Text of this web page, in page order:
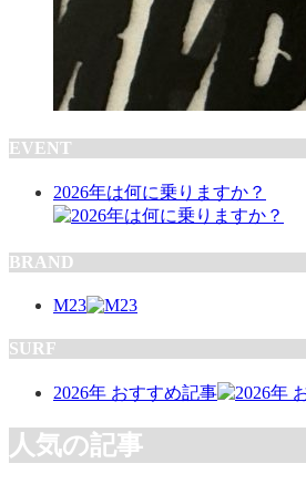
EVENT
2026年は何に乗りますか？
BRAND
M23
SURF
2026年 おすすめ記事
人気の記事